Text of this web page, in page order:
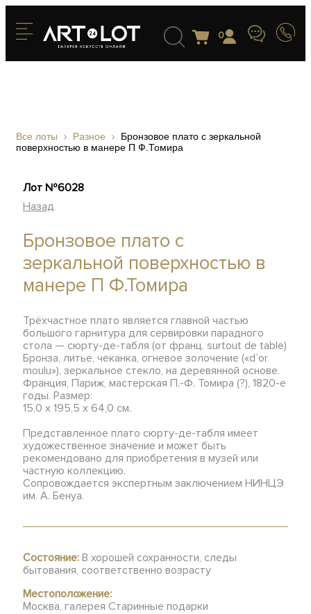
0
Все лоты Разное
Бронзовое плато с зеркальной
поверхностью в манере П Ф.Томира
Лот №6028
Назад
Бронзовое плато с
зеркальной поверхностью в
манере П Ф.Томира
Трёхчастное плато является главной частью
большого гарнитура для сервировки парадного
стола — сюрту-де-табля (от франц. surtout de table)
Бронза, литье, чеканка, огневое золочение («d`or
moulu»), зеркальное стекло, на деревянной основе.
Франция, Париж, мастерская П.-Ф. Томира (?), 1820-е
годы. Размер:
15,0 х 195,5 х 64,0 см.
Представленное плато сюрту-де-табля имеет
художественное значение и может быть
рекомендовано для приобретения в музей или
частную коллекцию.
Сопровождается экспертным заключением НИНЦЭ
им. А. Бенуа.
Состояние: В хорошей сохранности, следы
бытования, соответственно возрасту
Местоположение:
Москва, галерея Старинные подарки